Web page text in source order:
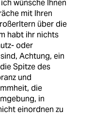
wünsche Ihnen
mit Ihren
über die
habt ihr nichts
oder
Achtung, ein
Spitze des
und
die
in
einordnen zu